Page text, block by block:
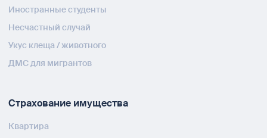
Иностранные студенты
Несчастный случай
Укус клеща / животного
ДМС для мигрантов
Страхование имущества
Квартира